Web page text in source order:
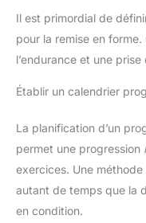
Il est primordial de
pour la remise en forme.
l’endurance et une
Établir un calendrier
La planification d’un
permet une progression
exercices. Une
autant de temps que la
en condition.